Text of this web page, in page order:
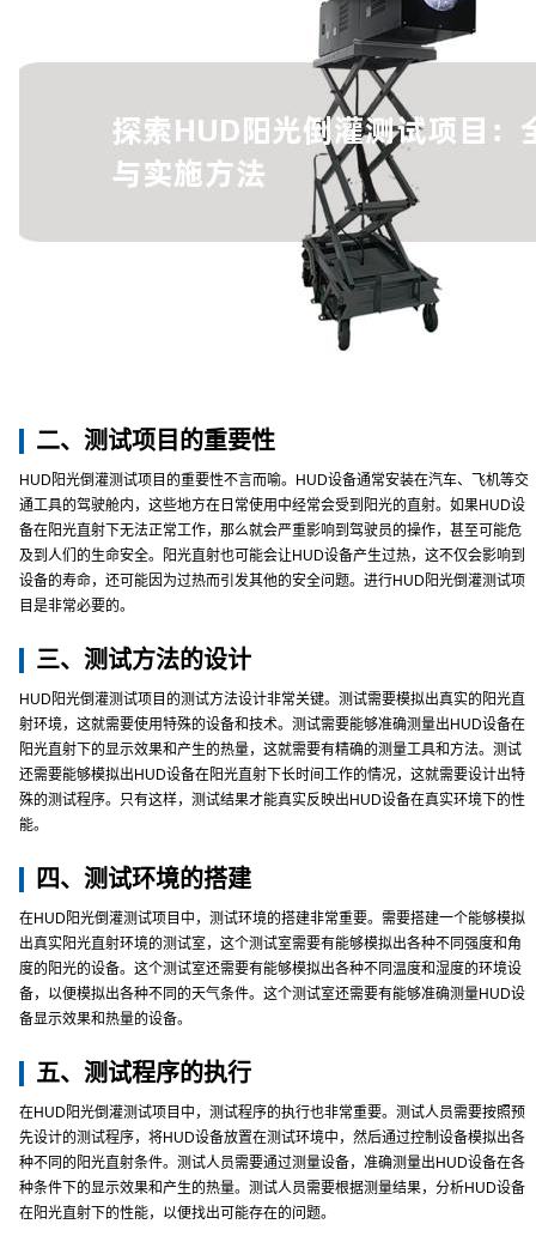
二、测试项目的重要性
HUD阳光倒灌测试项目的重要性不言而喻。HUD设备通常安装在汽车、飞机等交
通工具的驾驶舱内，这些地方在日常使用中经常会受到阳光的直射。如果HUD设
备在阳光直射下无法正常工作，那么就会严重影响到驾驶员的操作，甚至可能危
及到人们的生命安全。阳光直射也可能会让HUD设备产生过热，这不仅会影响到
设备的寿命，还可能因为过热而引发其他的安全问题。进行HUD阳光倒灌测试项
目是非常必要的。
三、测试方法的设计
HUD阳光倒灌测试项目的测试方法设计非常关键。测试需要模拟出真实的阳光直
射环境，这就需要使用特殊的设备和技术。测试需要能够准确测量出HUD设备在
阳光直射下的显示效果和产生的热量，这就需要有精确的测量工具和方法。测试
还需要能够模拟出HUD设备在阳光直射下长时间工作的情况，这就需要设计出特
殊的测试程序。只有这样，测试结果才能真实反映出HUD设备在真实环境下的性
能。
四、测试环境的搭建
在HUD阳光倒灌测试项目中，测试环境的搭建非常重要。需要搭建一个能够模拟
出真实阳光直射环境的测试室，这个测试室需要有能够模拟出各种不同强度和角
度的阳光的设备。这个测试室还需要有能够模拟出各种不同温度和湿度的环境设
备，以便模拟出各种不同的天气条件。这个测试室还需要有能够准确测量HUD设
备显示效果和热量的设备。
五、测试程序的执行
在HUD阳光倒灌测试项目中，测试程序的执行也非常重要。测试人员需要按照预
先设计的测试程序，将HUD设备放置在测试环境中，然后通过控制设备模拟出各
种不同的阳光直射条件。测试人员需要通过测量设备，准确测量出HUD设备在各
种条件下的显示效果和产生的热量。测试人员需要根据测量结果，分析HUD设备
在阳光直射下的性能，以便找出可能存在的问题。